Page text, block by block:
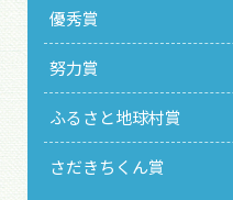
優秀賞
努力賞
ふるさと地球村賞
さだきちくん賞